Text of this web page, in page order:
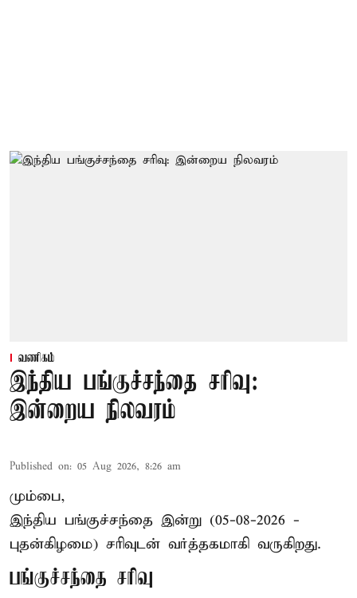
வணிகம்
இந்திய பங்குச்சந்தை சரிவு:
இன்றைய நிலவரம்
Published on: 05 Aug 2026, 8:26 am
மும்பை,
இந்திய பங்குச்சந்தை இன்று (05-08-2026 -
புதன்கிழமை) சரிவுடன் வர்த்தகமாகி வருகிறது.
பங்குச்சந்தை சரிவு